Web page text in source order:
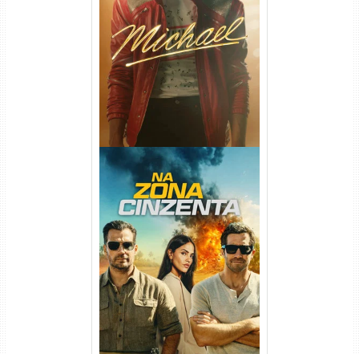
Michael Torrent (2026) WEB-
DL 1080p/4K Dual Áudio
Na Zona Cinzenta Torrent
(2026) WEB-DL 1080p/4K
Dual Áudio